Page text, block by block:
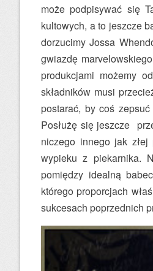
może podpisywać się
kultowych, a to jeszcze
dorzucimy Jossa
gwiazdę
produkcjami możemy
składników musi
postarać, by coś
Posłużę się jeszcze
niczego innego jak
wypieku z piekarnika.
pomiędzy idealną
którego proporcjach
sukcesach poprzednich